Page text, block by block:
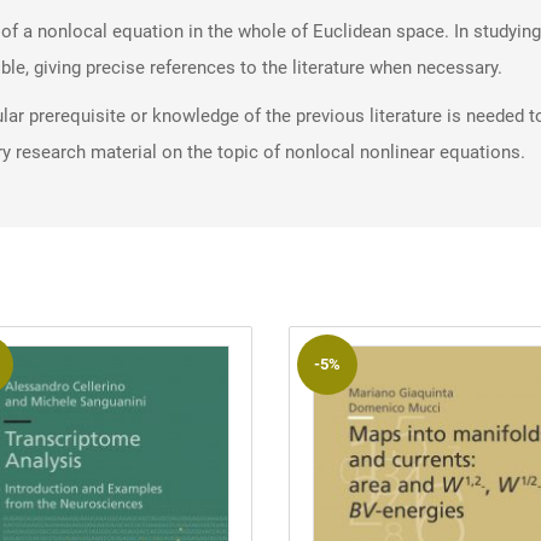
a nonlocal equation in the whole of Euclidean space. In
giving precise references to the literature when necessary.
prerequisite or knowledge of the previous literature is needed
research material on the topic of nonlocal nonlinear equations.
-5%